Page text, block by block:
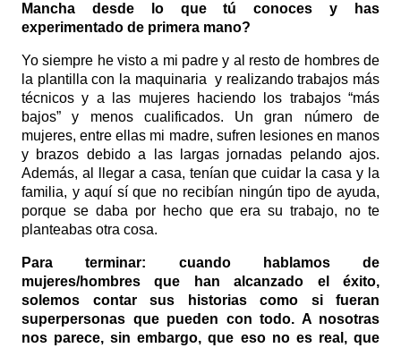
Mancha desde lo que tú conoces y has
experimentado de primera mano?
Yo siempre he visto a mi padre y al resto de hombres de
la plantilla con la maquinaria y realizando trabajos más
técnicos y a las mujeres haciendo los trabajos “más
bajos” y menos cualificados. Un gran número de
mujeres, entre ellas mi madre, sufren lesiones en manos
y brazos debido a las largas jornadas pelando ajos.
Además, al llegar a casa, tenían que cuidar la casa y la
familia, y aquí sí que no recibían ningún tipo de ayuda,
porque se daba por hecho que era su trabajo, no te
planteabas otra cosa.
Para terminar: cuando hablamos de
mujeres/hombres que han alcanzado el éxito,
solemos contar sus historias como si fueran
superpersonas que pueden con todo. A nosotras
nos parece, sin embargo, que eso no es real, que